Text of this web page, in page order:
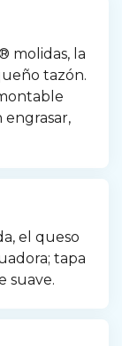
molidas, la
tazón.
engrasar,
el queso
tapa
suave.